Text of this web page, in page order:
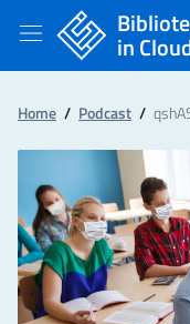
in
Home / Podcast /